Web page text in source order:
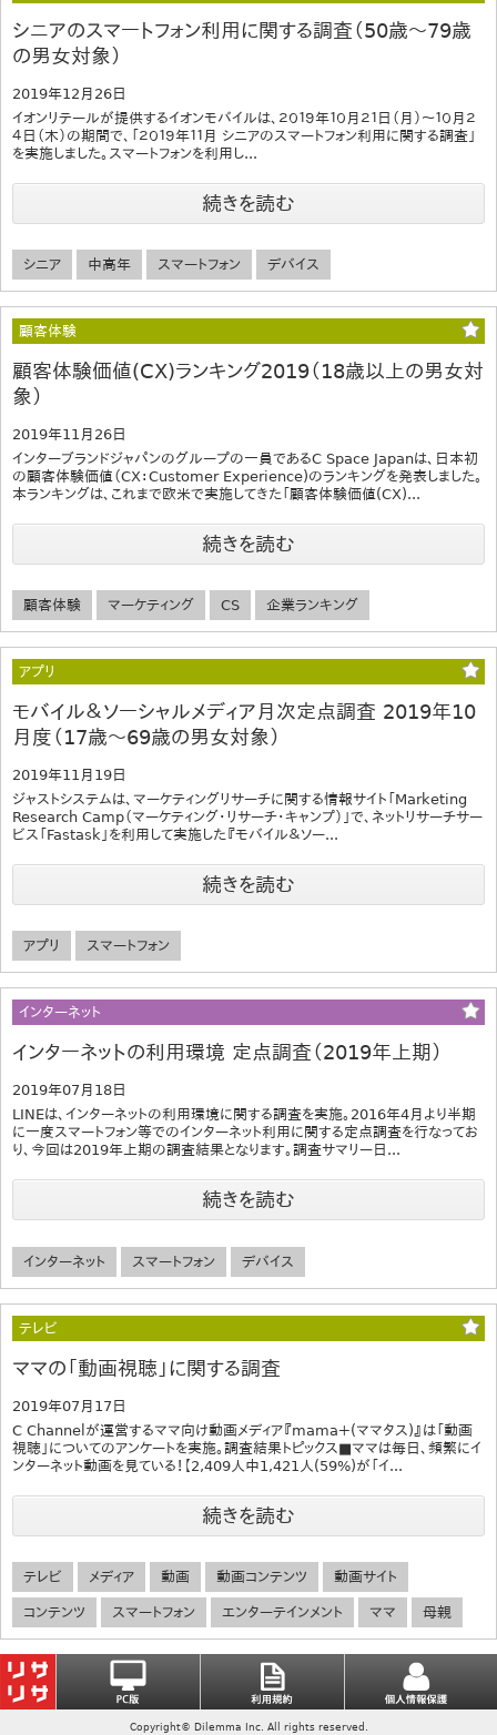
シニアのスマートフォン利用に関する調査（50歳～79歳
の男女対象）
2019年12月26日
イオンリテールが提供するイオンモバイルは、２０１９年１０月２１日（月）～１０月２
４日（木）の期間で、「２０１９年１１月 シニアのスマートフォン利用に関する調査」
を実施しました。スマートフォンを利用し...
続きを読む
シニア 中高年 スマートフォン デバイス
顧客体験
顧客体験価値(CX)ランキング2019（18歳以上の男女対
象）
2019年11月26日
インターブランドジャパンのグループの一員であるC Space Japanは、日本初
の顧客体験価値（CX：Customer Experience)のランキングを発表しました。
本ランキングは、これまで欧米で実施してきた「顧客体験価値(CX)...
続きを読む
顧客体験 マーケティング CS 企業ランキング
アプリ
モバイル＆ソーシャルメディア月次定点調査 2019年10
月度（17歳～69歳の男女対象）
2019年11月19日
ジャストシステムは、マーケティングリサーチに関する情報サイト「Marketing
Research Camp（マーケティング・リサーチ・キャンプ）」で、ネットリサーチサー
ビス「Fastask」を利用して実施した『モバイル＆ソー...
続きを読む
アプリ スマートフォン
インターネット
インターネットの利用環境 定点調査（2019年上期）
2019年07月18日
LINEは、インターネットの利用環境に関する調査を実施。2016年4月より半期
に一度スマートフォン等でのインターネット利用に関する定点調査を行なってお
り、今回は2019年上期の調査結果となります。調査サマリー日...
続きを読む
インターネット スマートフォン デバイス
テレビ
ママの「動画視聴」に関する調査
2019年07月17日
C Channelが運営するママ向け動画メディア『mama＋(ママタス)』は「動画
視聴」についてのアンケートを実施。調査結果トピックス■ママは毎日、頻繁にイ
ンターネット動画を見ている！【2,409人中1,421人(59%)が「イ...
続きを読む
テレビ メディア 動画 動画コンテンツ 動画サイト
コンテンツ スマートフォン エンターテインメント ママ 母親
Copyright© Dilemma Inc. All rights reserved.